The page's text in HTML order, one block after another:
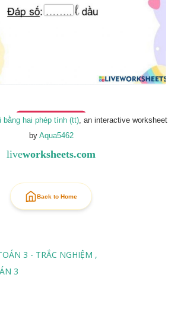
bằng hai phép tính (tt), an interactive worksheet
by Aqua5462
liveworksheets.com
Back to Home
3 - TRẮC NGHIỆM
3